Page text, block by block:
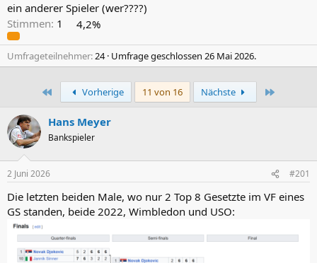
ein anderer Spieler (wer????)
Stimmen: 1 4,2%
Umfrageteilnehmer 24 Umfrage geschlossen 26 Mai 2026.
Erste Vorherige 11 von 16 Nächste
Hans Meyer
Bankspieler
2 Juni 2026 #201
Die letzten beiden Male, wo nur 2 Top 8 Gesetzte im VF eines
GS standen, beide 2022, Wimbledon und USO: